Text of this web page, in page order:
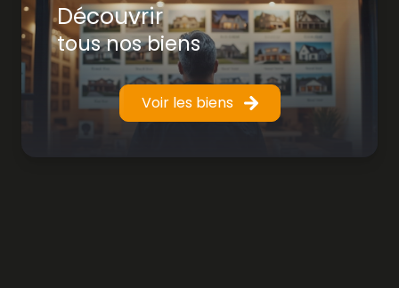
Découvrir
tous nos biens
Voir les biens